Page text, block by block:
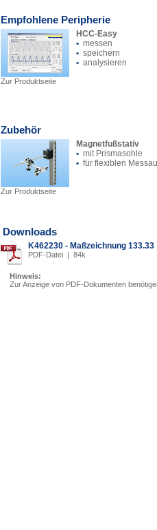
Empfohlene Peripherie
Zur Produktseite
HCC-Easy
• messen
• speichern
• analysieren
Zubehör
Zur Produktseite
Magnetfußstativ
• mit Prismasohle
• für flexiblen
Downloads
K462230 - Maßzeichnung 133.33
PDF-Datei | 84k
Hinweis:
Zur Anzeige von PDF-Dokumenten